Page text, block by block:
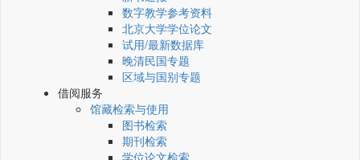
数字教学参考资料
北京大学学位论文
试用/最新数据库
晚清民国专题
区域与国别专题
借阅服务
馆藏检索与使用
图书检索
期刊检索